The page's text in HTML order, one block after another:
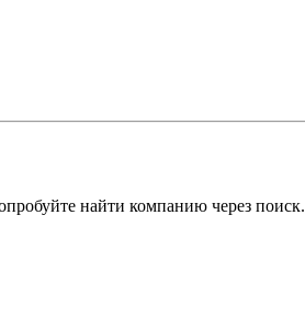
найти компанию через поиск.